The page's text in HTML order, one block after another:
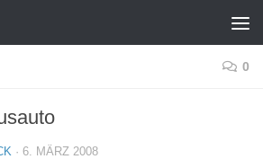
0
· 6. MÄRZ 2008